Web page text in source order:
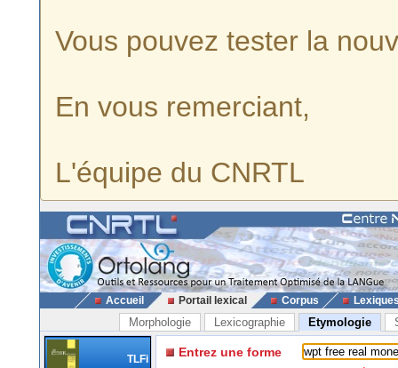
Vous pouvez tester la
En vous remerciant,
L'équipe du CNRTL
Accueil Portail lexical Corpus
Morphologie Lexicographie Etymologie
TLFi Entrez une forme